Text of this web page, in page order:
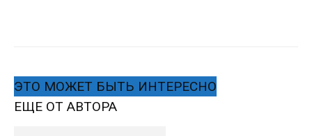
ЭТО МОЖЕТ БЫТЬ ИНТЕРЕСНО
ЕЩЕ ОТ АВТОРА